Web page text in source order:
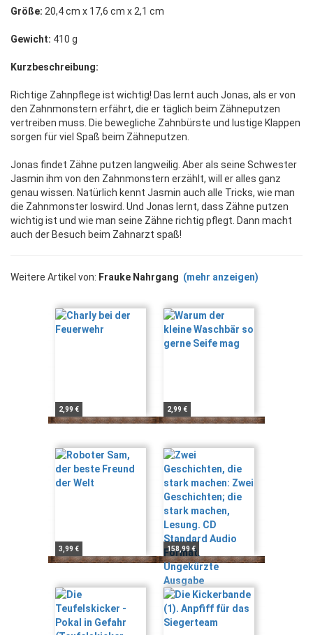
Größe: 20,4 cm x 17,6 cm x 2,1 cm
Gewicht: 410 g
Kurzbeschreibung:
Richtige Zahnpflege ist wichtig! Das lernt auch Jonas, als er von
den Zahnmonstern erfährt, die er täglich beim Zähneputzen
vertreiben muss. Die bewegliche Zahnbürste und lustige Klappen
sorgen für viel Spaß beim Zähneputzen.
Jonas findet Zähne putzen langweilig. Aber als seine Schwester
Jasmin ihm von den Zahnmonstern erzählt, will er alles ganz
genau wissen. Natürlich kennt Jasmin auch alle Tricks, wie man
die Zahnmonster loswird. Und Jonas lernt, dass Zähne putzen
wichtig ist und wie man seine Zähne richtig pflegt. Dann macht
auch der Besuch beim Zahnarzt spaß!
Weitere Artikel von: Frauke Nahrgang (mehr anzeigen)
2,99 € 2,99 €
3,99 € 158,99 €